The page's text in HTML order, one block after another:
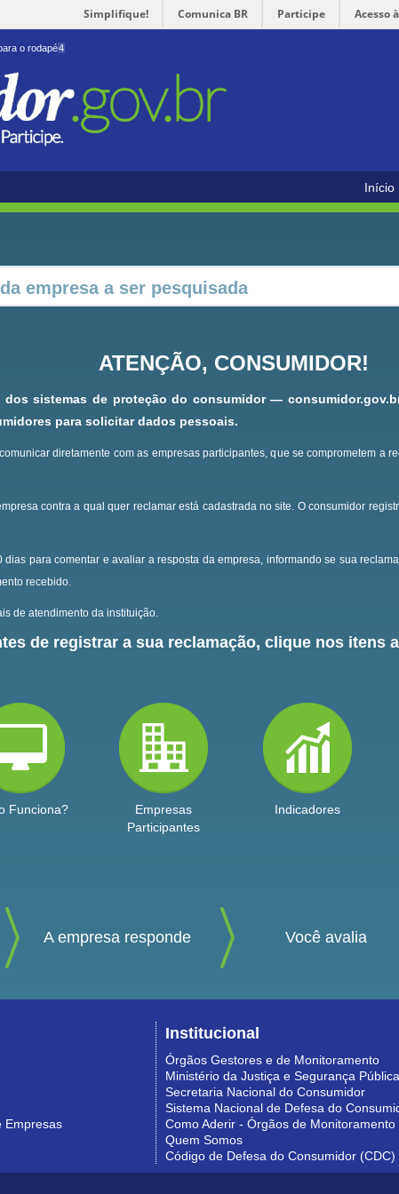
Simplifique! Comunica BR Participe Acesso
o rodapé4
Início
ATENÇÃO, CONSUMIDOR!
dos sistemas de proteção do consumidor —
para solicitar dados pessoais.
diretamente com as empresas participantes, que se comprometem a
contra a qual quer reclamar está cadastrada no site. O consumidor
dias para comentar e avaliar a resposta da empresa, informando se sua
recebido.
de atendimento da instituição.
de registrar a sua reclamação, clique nos itens
Funciona?
Empresas
Participantes
Indicadores
A empresa responde Você avalia
Empresas
Institucional
Órgãos Gestores e de Monitoramento
Ministério da Justiça e Segurança Pública
Secretaria Nacional do Consumidor
Sistema Nacional de Defesa do
Como Aderir - Órgãos de Monitoramento
Quem Somos
Código de Defesa do Consumidor (CDC)